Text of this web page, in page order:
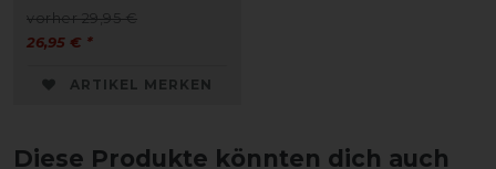
vorher 29,95 €
26,95 € *
ARTIKEL MERKEN
Diese Produkte könnten dich auch